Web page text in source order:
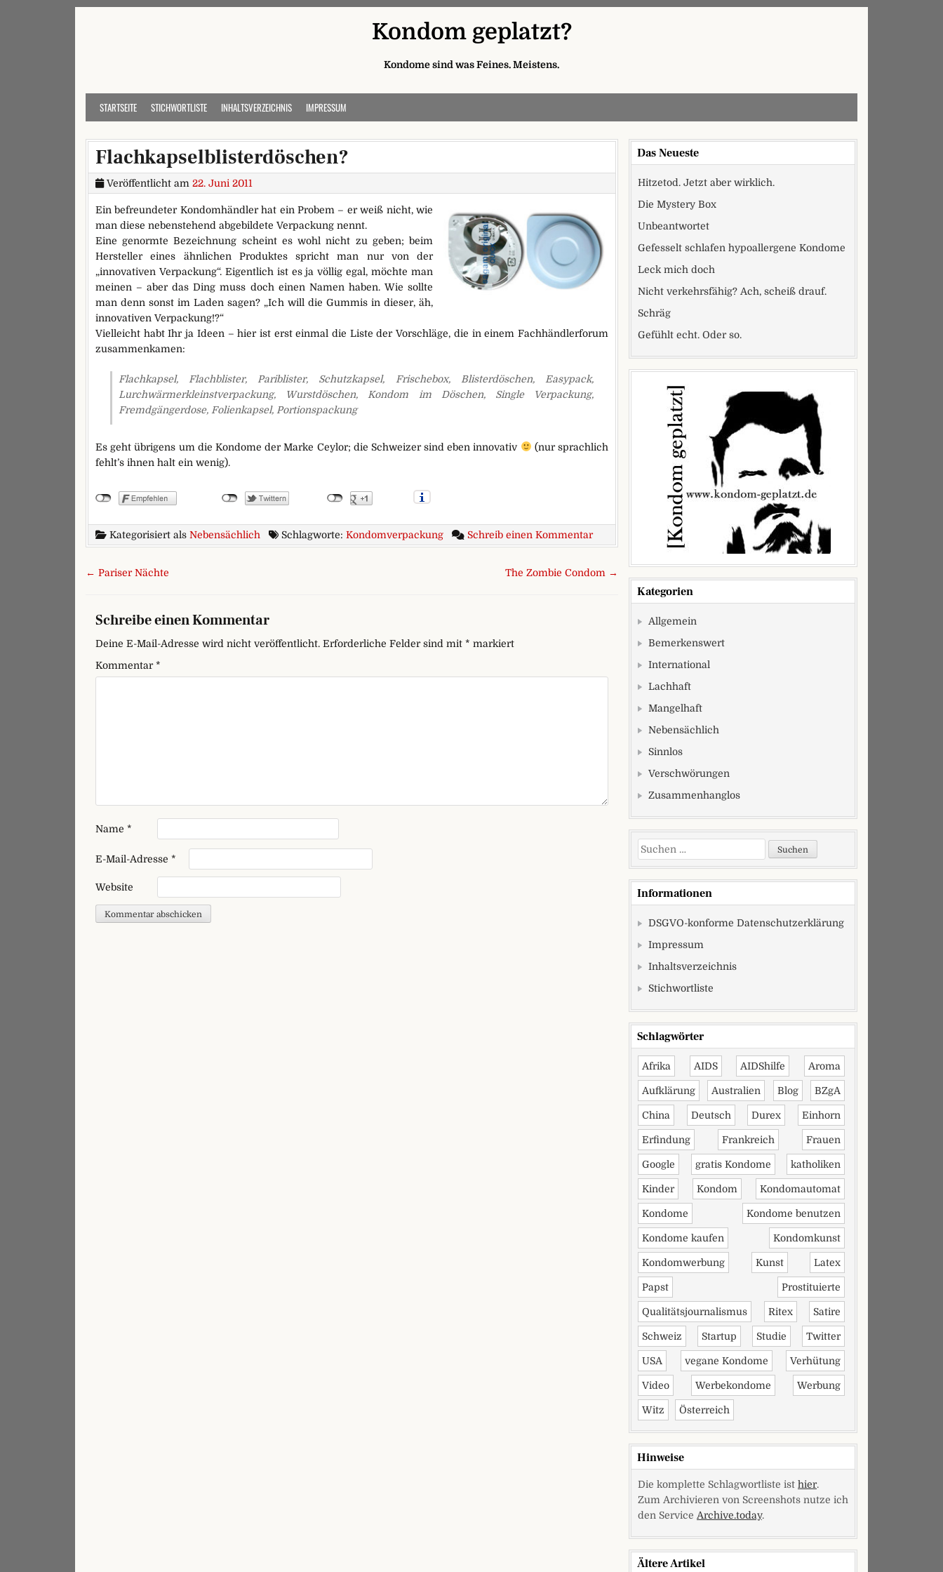
Kondom geplatzt?
Kondome sind was Feines. Meistens.
STARTSEITE STICHWORTLISTE INHALTSVERZEICHNIS IMPRESSUM
Flachkapselblisterdöschen?
Veröffentlicht am 22. Juni 2011
Ein befreundeter Kondomhändler hat ein Probem – er weiß nicht, wie
man diese nebenstehend abgebildete Verpackung nennt.
Eine genormte Bezeichnung scheint es wohl nicht zu geben; beim
Hersteller eines ähnlichen Produktes spricht man nur von der
„innovativen Verpackung“. Eigentlich ist es ja völlig egal, möchte man
meinen – aber das Ding muss doch einen Namen haben. Wie sollte
man denn sonst im Laden sagen? „Ich will die Gummis in dieser, äh,
innovativen Verpackung!?“
Vielleicht habt Ihr ja Ideen – hier ist erst einmal die Liste der Vorschläge, die in einem Fachhändlerforum
zusammenkamen:
Flachkapsel, Flachblister, Pariblister, Schutzkapsel, Frischebox, Blisterdöschen, Easypack,
Lurchwärmerkleinstverpackung, Wurstdöschen, Kondom im Döschen, Single Verpackung,
Fremdgängerdose, Folienkapsel, Portionspackung
Es geht übrigens um die Kondome der Marke Ceylor; die Schweizer sind eben innovativ
(nur sprachlich
fehlt’s ihnen halt ein wenig).
Kategorisiert als Nebensächlich Schlagworte: Kondomverpackung Schreib einen Kommentarzu Flachkapselblisterdöschen?
Beitragsnavigation The Zombie Condom →
← Pariser Nächte
Schreibe einen Kommentar
Deine E-Mail-Adresse wird nicht veröffentlicht. Erforderliche Felder sind mit * markiert
Kommentar *
Name *
E-Mail-Adresse *
Website
Das Neueste
Hitzetod. Jetzt aber wirklich.
Die Mystery Box
Unbeantwortet
Gefesselt schlafen hypoallergene Kondome
Leck mich doch
Nicht verkehrsfähig? Ach, scheiß drauf.
Schräg
Gefühlt echt. Oder so.
Kategorien
Allgemein
Bemerkenswert
International
Lachhaft
Mangelhaft
Nebensächlich
Sinnlos
Verschwörungen
Zusammenhanglos
Suchen nach:
Informationen
DSGVO-konforme Datenschutzerklärung
Impressum
Inhaltsverzeichnis
Stichwortliste
Schlagwörter
Afrika AIDS AIDShilfe Aroma
Aufklärung Australien Blog BZgA
China Deutsch Durex Einhorn
Erfindung Frankreich Frauen
Google gratis Kondome katholiken
Kinder Kondom Kondomautomat
Kondome Kondome benutzen
Kondome kaufen Kondomkunst
Kondomwerbung Kunst Latex
Papst Prostituierte
Qualitätsjournalismus Ritex Satire
Schweiz Startup Studie Twitter
USA vegane Kondome Verhütung
Video Werbekondome Werbung
Witz Österreich
Hinweise
Die komplette Schlagwortliste ist hier.
Zum Archivieren von Screenshots nutze ich
den Service Archive.today.
Ältere Artikel